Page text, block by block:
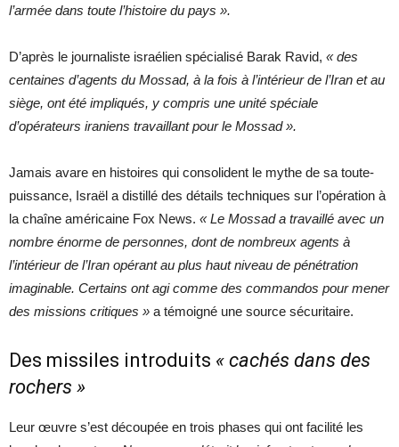
l’armée dans toute l’histoire du pays ».
D’après le journaliste israélien spécialisé Barak Ravid, « des
centaines d’agents du Mossad, à la fois à l’intérieur de l’Iran et au
siège, ont été impliqués, y compris une unité spéciale
d’opérateurs iraniens travaillant pour le Mossad ».
Jamais avare en histoires qui consolident le mythe de sa toute-
puissance, Israël a distillé des détails techniques sur l’opération à
la chaîne américaine Fox News. « Le Mossad a travaillé avec un
nombre énorme de personnes, dont de nombreux agents à
l’intérieur de l’Iran opérant au plus haut niveau de pénétration
imaginable. Certains ont agi comme des commandos pour mener
des missions critiques » a témoigné une source sécuritaire.
Des missiles introduits « cachés dans des
rochers »
Leur œuvre s’est découpée en trois phases qui ont facilité les